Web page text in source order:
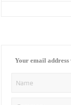
Your email